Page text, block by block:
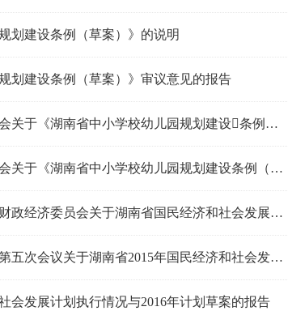
划建设条例（草案）》的说明
划建设条例（草案）》审议意见的报告
湖南省人民代表大会法制委员会关于《湖南省中小学校幼儿园规划建设条例（草案）》审议结果的报告
湖南省人民代表大会法制委员会关于《湖南省中小学校幼儿园规划建设条例（草案）》修改情况的汇报
湖南省第十二届人民代表大会财政经济委员会关于湖南省国民经济和社会发展第十三个五年规划纲要草案审查结果的报告
湖南省第十二届人民代表大会第五次会议关于湖南省2015年国民经济和社会发展计划执行情况与2016年计划的决议
会发展计划执行情况与2016年计划草案的报告